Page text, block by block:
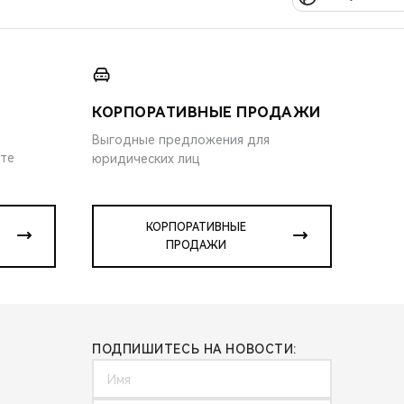
КОРПОРАТИВНЫЕ ПРОДАЖИ
Выгодные предложения для
юридических лиц
КОРПОРАТИВНЫЕ
ПРОДАЖИ
ПОДПИШИТЕСЬ НА НОВОСТИ: